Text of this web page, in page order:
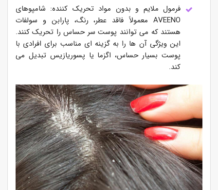
فرمول ملایم و بدون مواد تحریک کننده: شامپوهای
AVEENO معمولاً فاقد عطر، رنگ، پارابن و سولفات
هستند که می توانند پوست سر حساس را تحریک کنند.
این ویژگی آن ها را به گزینه ای مناسب برای افرادی با
پوست بسیار حساس، اگزما یا پسوریازیس تبدیل می
کند.